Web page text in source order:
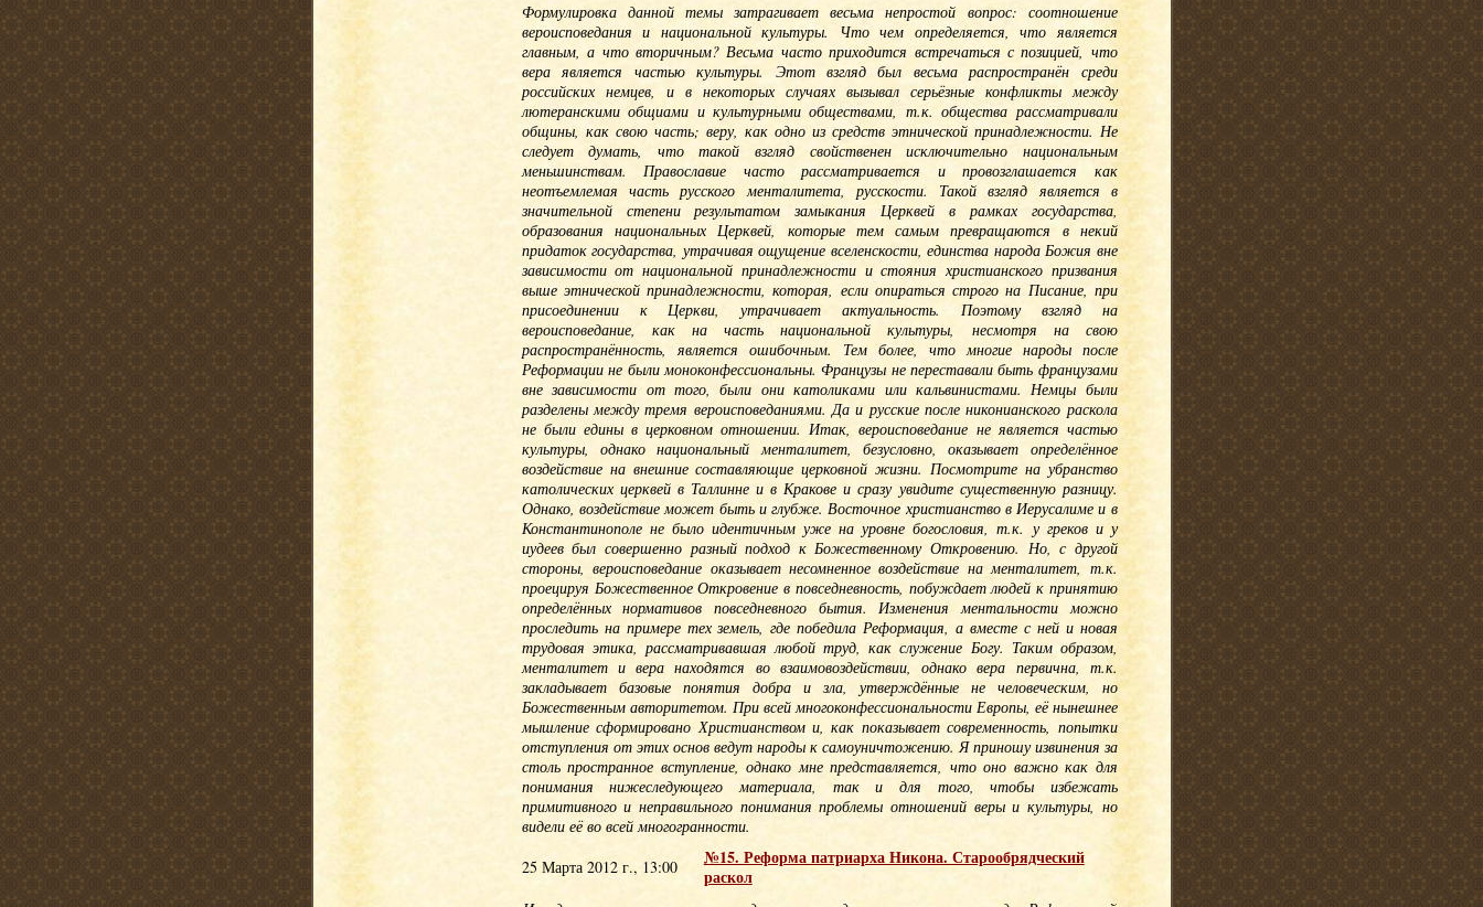
Формулировка данной темы затрагивает весьма непростой вопрос: соотношение
вероисповедания и национальной культуры. Что чем определяется, что является
главным, а что вторичным? Весьма часто приходится встречаться с позицией, что
вера является частью культуры. Этот взгляд был весьма распространён среди
российских немцев, и в некоторых случаях вызывал серьёзные конфликты между
лютеранскими общиами и культурными обществами, т.к. общества рассматривали
общины, как свою часть; веру, как одно из средств этнической принадлежности. Не
следует думать, что такой взгляд свойственен исключительно национальным
меньшинствам. Православие часто рассматривается и провозглашается как
неотъемлемая часть русского менталитета, русскости. Такой взгляд является в
значительной степени результатом замыкания Церквей в рамках государства,
образования национальных Церквей, которые тем самым превращаются в некий
придаток государства, утрачивая ощущение вселенскости, единства народа Божия вне
зависимости от национальной принадлежности и стояния христианского призвания
выше этнической принадлежности, которая, если опираться строго на Писание, при
присоединении к Церкви, утрачивает актуальность. Поэтому взгляд на
вероисповедание, как на часть национальной культуры, несмотря на свою
распространённость, является ошибочным. Тем более, что многие народы после
Реформации не были моноконфессиональны. Французы не переставали быть французами
вне зависимости от того, были они католиками или кальвинистами. Немцы были
разделены между тремя вероисповеданиями. Да и русские после никонианского раскола
не были едины в церковном отношении. Итак, вероисповедание не является частью
культуры, однако национальный менталитет, безусловно, оказывает определённое
воздействие на внешние составляющие церковной жизни. Посмотрите на убранство
католических церквей в Таллинне и в Кракове и сразу увидите существенную разницу.
Однако, воздействие может быть и глубже. Восточное христианство в Иерусалиме и в
Константинополе не было идентичным уже на уровне богословия, т.к. у греков и у
иудеев был совершенно разный подход к Божественному Откровению. Но, с другой
стороны, вероисповедание оказывает несомненное воздействие на менталитет, т.к.
проецируя Божественное Откровение в повседневность, побуждает людей к принятию
определённых нормативов повседневного бытия. Изменения ментальности можно
проследить на примере тех земель, где победила Реформация, а вместе с ней и новая
трудовая этика, рассматривавшая любой труд, как служение Богу. Таким образом,
менталитет и вера находятся во взаимовоздействии, однако вера первична, т.к.
закладывает базовые понятия добра и зла, утверждённые не человеческим, но
Божественным авторитетом. При всей многоконфессиональности Европы, её нынешнее
мышление сформировано Христианством и, как показывает современность, попытки
отступления от этих основ ведут народы к самоуничтожению. Я приношу извинения за
столь пространное вступление, однако мне представляется, что оно важно как для
понимания нижеследующего материала, так и для того, чтобы избежать
примитивного и неправильного понимания проблемы отношений веры и культуры, но
видели её во всей многогранности.
25 Марта 2012 г., 13:00
№15. Реформа патриарха Никона. Старообрядческий
раскол